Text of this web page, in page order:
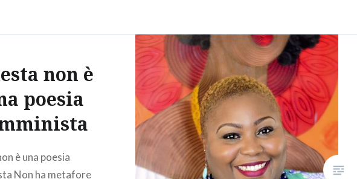
non è
poesia
è una poesia
Non ha metafore